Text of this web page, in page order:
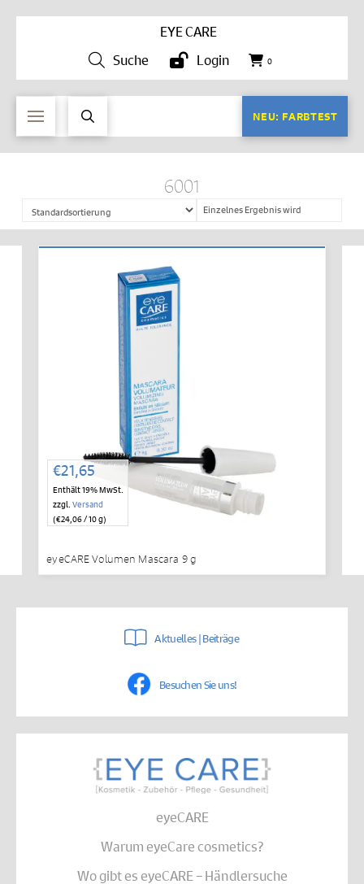
EYE CARE
Suche
Login 0
NEU: FARBTEST
6001
Einzelnes Ergebnis wird
angezeigt
€21,65
Enthält 19% MwSt.
zzgl. Versand
(€24,06/ 10 g)
eyeCARE Volumen Mascara 9 g
Aktuelles | Beiträge
Besuchen Sie uns!
eyeCARE
Warum eyeCare cosmetics?
Wo gibt es eyeCARE – Händlersuche